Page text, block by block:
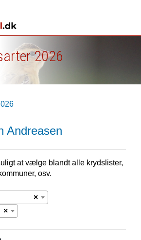
2026
Andreasen
at vælge blandt alle krydslister,
osv.
×
×